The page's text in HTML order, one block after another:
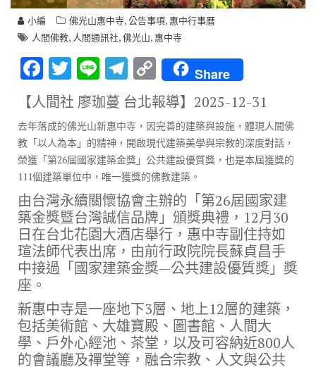
小編 佛光山惠中寺,公告事項, 惠中行事曆
人間佛教, 人間通訊社,佛光山, 惠中寺
F
ac
e
b
o
o
k
T
w
it
te
r
Li
n
e
T
el
e
gr
a
m
C
o
p
y
Li
n
k
Share
【人間社 廖珈蔓 台北報導】 2025-12-31
去年落成的佛光山新惠中寺，因完善的建築與設施，體現人間佛
教「以人為本」的精神，開啟現代建築美學與宗教的深度對話，
榮獲「第26屆國家建築金獎」公共建設優質獎，也是本屆獲獎的
111個建築單位中，唯一獲獎的佛教建築。
由台灣永續關懷協會主辦的「第26屆國家建
築金獎暨台灣誠信品牌」頒獎典禮，12月30
日在台北花園大酒店舉行，惠中寺副住持如
瑄法師代表出席，由前行政院院長蘇貞昌手
中接過「國家建築金獎—公共建設優質獎」獎
座。
新惠中寺是一座地下3層、地上12層的建築，
包括美術館、大雄寶殿、圖書館、人間大
學、戶外心經池、茶堂，以及可容納近800人
的會議廳及禪堂等，融合宗教、人文與公共